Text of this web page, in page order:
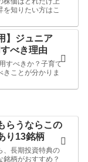
知りたい方はこ
】ジュニア
べき理由
すべきか？子育て
ことが分かりま
らうならこの
り13銘柄
、長期投資特典の
柄がおすすめ？